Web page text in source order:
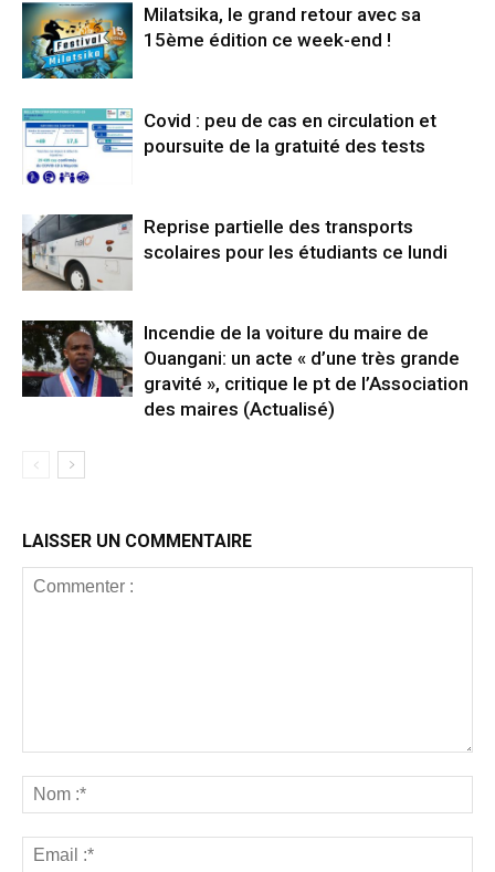
Milatsika, le grand retour avec sa
15ème édition ce week-end !
Covid : peu de cas en circulation et
poursuite de la gratuité des tests
Reprise partielle des transports
scolaires pour les étudiants ce lundi
Incendie de la voiture du maire de
Ouangani: un acte « d’une très grande
gravité », critique le pt de l’Association
des maires (Actualisé)
LAISSER UN COMMENTAIRE